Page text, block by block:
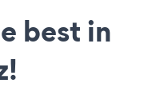
best in